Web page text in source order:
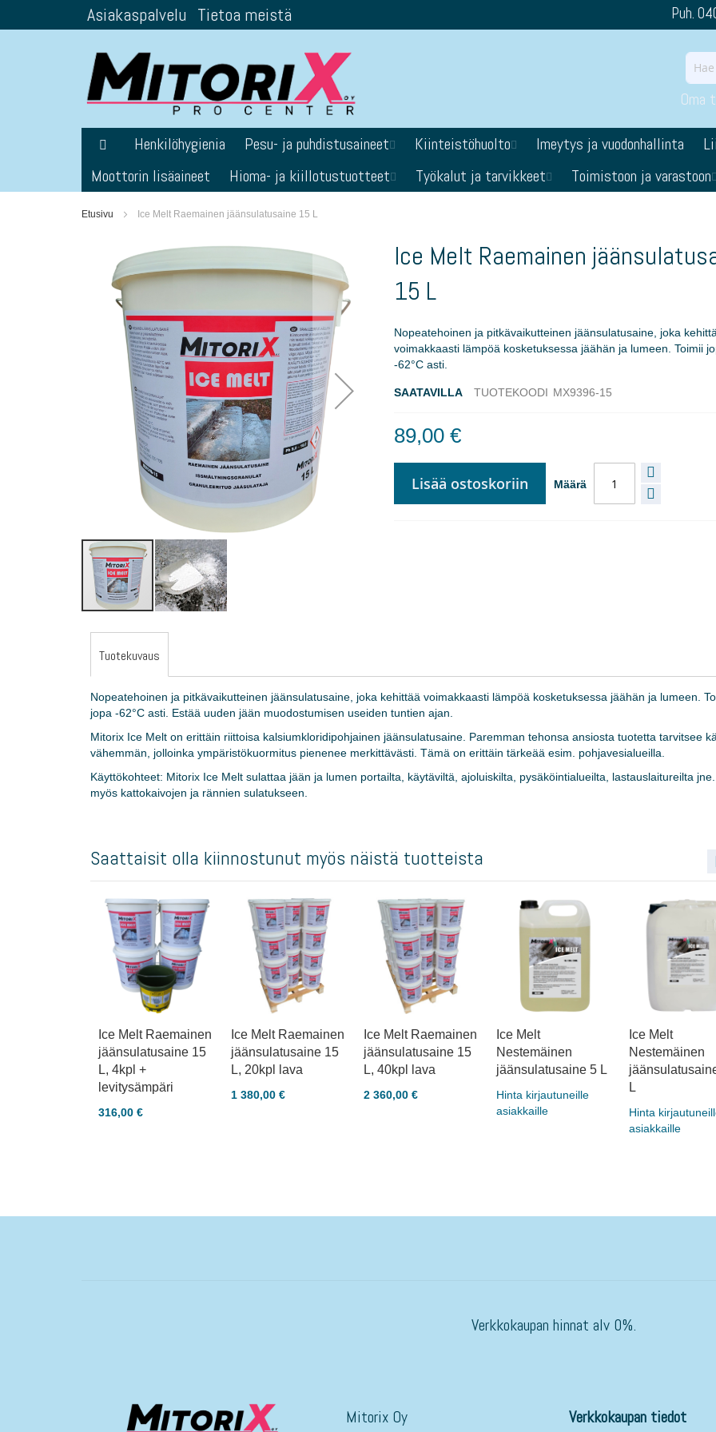
Skip
Content
Asiakaspalvelu Tietoa meistä Puh.
Oma
Henkilöhygienia Pesu- ja puhdistusaineet Kiinteistöhuolto Imeytys ja vuodonhallinta
Moottorin lisäaineet
Hioma- ja kiillotustuotteet Työkalut ja tarvikkeet Toimistoon ja varastoon
Etusivu Ice Melt Raemainen jäänsulatusaine 15 L
the
images
gallery
Ice Melt Raemainen
15 L
Nopeatehoinen ja pitkävaikutteinen jäänsulatusaine, joka
voimakkaasti lämpöä kosketuksessa jäähän ja lumeen. Toimii
-62°C asti.
SAATAVILLA TUOTEKOODI MX9396-15
89,00 €
Määrä
Lisää ostoskoriin
Tuotekuvaus
Nopeatehoinen ja pitkävaikutteinen jäänsulatusaine, joka kehittää voimakkaasti lämpöä kosketuksessa jäähän ja lumeen.
jopa -62°C asti. Estää uuden jään muodostumisen useiden tuntien ajan.
Mitorix Ice Melt on erittäin riittoisa kalsiumkloridipohjainen jäänsulatusaine. Paremman tehonsa ansiosta tuotetta tarvitsee
vähemmän, jolloinka ympäristökuormitus pienenee merkittävästi. Tämä on erittäin tärkeää esim. pohjavesialueilla.
Käyttökohteet: Mitorix Ice Melt sulattaa jään ja lumen portailta, käytäviltä, ajoluiskilta, pysäköintialueilta, lastauslaitureilta
myös kattokaivojen ja rännien sulatukseen.
Saattaisit olla kiinnostunut myös näistä tuotteista
Ice Melt Raemainen
jäänsulatusaine 15
L, 4kpl +
levitysämpäri
316,00 €
Ice Melt Raemainen
jäänsulatusaine 15
L, 20kpl lava
1 380,00 €
Ice Melt Raemainen
jäänsulatusaine 15
L, 40kpl lava
2 360,00 €
Ice Melt
Nestemäinen
jäänsulatusaine 5 L
Hinta kirjautuneille
asiakkaille
Ice Melt
Nestemäinen
L
Hinta
asiakkaille
Verkkokaupan hinnat alv 0%.
Mitorix Oy Verkkokaupan tiedot